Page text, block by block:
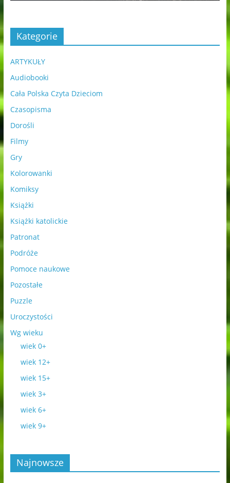
Kategorie
ARTYKUŁY
Audiobooki
Cała Polska Czyta Dzieciom
Czasopisma
Dorośli
Filmy
Gry
Kolorowanki
Komiksy
Książki
Książki katolickie
Patronat
Podróże
Pomoce naukowe
Pozostałe
Puzzle
Uroczystości
Wg wieku
wiek 0+
wiek 12+
wiek 15+
wiek 3+
wiek 6+
wiek 9+
Najnowsze